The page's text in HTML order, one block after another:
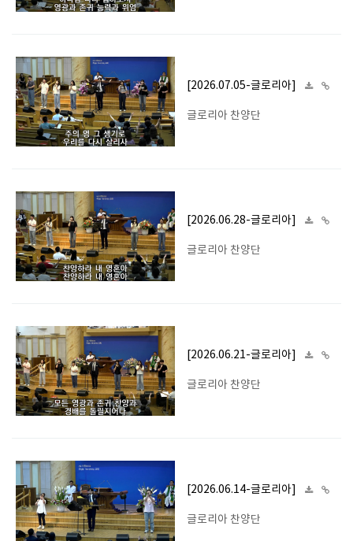
[2026.07.05-글로리아]
글로리아 찬양단
[2026.06.28-글로리아]
글로리아 찬양단
[2026.06.21-글로리아]
글로리아 찬양단
[2026.06.14-글로리아]
글로리아 찬양단